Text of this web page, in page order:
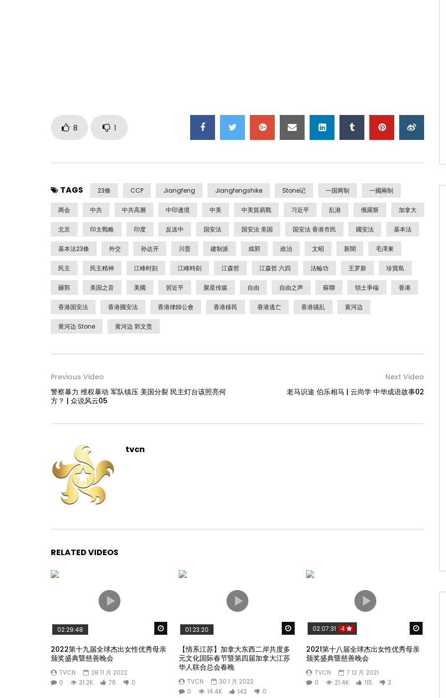
8 1
TAGS 23條 CCP Jiangfeng Jiangfengshike Stone记 一国两制 一國兩制
两会 中共 中共高層 中印邊境 中美 中美貿易戰 习近平 乱港 俄羅斯 加拿大
北京 印太戰略 印度 反送中 国安法 国安法 美国 国安法 香港市民 國安法 基本法
基本法23條 外交 孙达开 川普 建制派 戏郭 政治 文昭 新聞 毛澤東
民主 民主精神 江峰时刻 江峰時刻 江森哲 江森哲 六四 法輪功 王罗新 珍寶島
砸郭 美国之音 美國 習近平 聚星传媒 自由 自由之声 蘇聯 領土爭端 香港
香港国安法 香港國安法 香港律師公會 香港移民 香港逃亡 香港骚乱 黄河边
黄河边 Stone 黄河边 郭文贵
Previous Video
警察暴力 维权暴动 军队镇压 美国分裂 民主灯台该照亮何
方？ | 众说风云05
Next Video
老马识途 伯乐相马 | 云尚学 中华成语故事02
tvcn
RELATED VIDEOS
Watch Later
02:29:48
2022第十九届全球杰出女性优秀母亲
颁奖盛典暨慈善晚会
TVCN
28 11 月 2022
0
31.2K 76 0
Watch Later
01:23:20
【情系江苏】加拿大东西二岸共度多
元文化国际春节暨第四届加拿大江苏
华人联合总会春晚
TVCN
30 1 月 2022
0
14.4K 142 0
02:07:31 4
2021第十八届全球杰出女性优秀母亲
颁奖盛典暨慈善晚会
TVCN
7 12 月 2021
0
21.4K 115 2